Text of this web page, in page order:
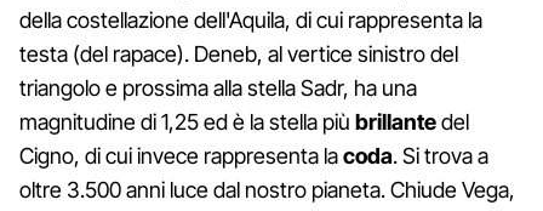
della costellazione dell'Aquila, di cui rappresenta la
testa (del rapace). Deneb, al vertice sinistro del
triangolo e prossima alla stella Sadr, ha una
magnitudine di 1,25 ed è la stella più brillantedel
Cigno, di cui invece rappresenta lacoda. Si trova a
oltre 3.500 anni luce dal nostro pianeta. Chiude Vega,